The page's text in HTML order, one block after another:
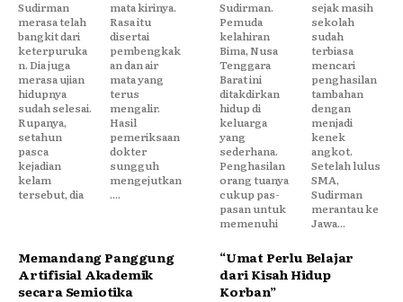
Sudirman
merasa telah
bangkit dari
keterpuruka
n. Dia juga
merasa ujian
hidupnya
sudah selesai.
Rupanya,
setahun
pasca
kejadian
kelam
tersebut, dia
mata kirinya.
Rasa itu
disertai
pembengkak
an dan air
mata yang
terus
mengalir.
Hasil
pemeriksaan
dokter
sungguh
mengejutkan
....
Sudirman.
Pemuda
kelahiran
Bima, Nusa
Tenggara
Barat ini
ditakdirkan
hidup di
keluarga
yang
sederhana.
Penghasilan
orang tuanya
cukup pas-
pasan untuk
memenuhi
sejak masih
sekolah
sudah
terbiasa
mencari
penghasilan
tambahan
dengan
menjadi
kenek
angkot.
Setelah lulus
SMA,
Sudirman
merantau ke
Jawa...
Memandang Panggung
Artifisial Akademik
secara Semiotika
“Umat Perlu Belajar
dari Kisah Hidup
Korban”